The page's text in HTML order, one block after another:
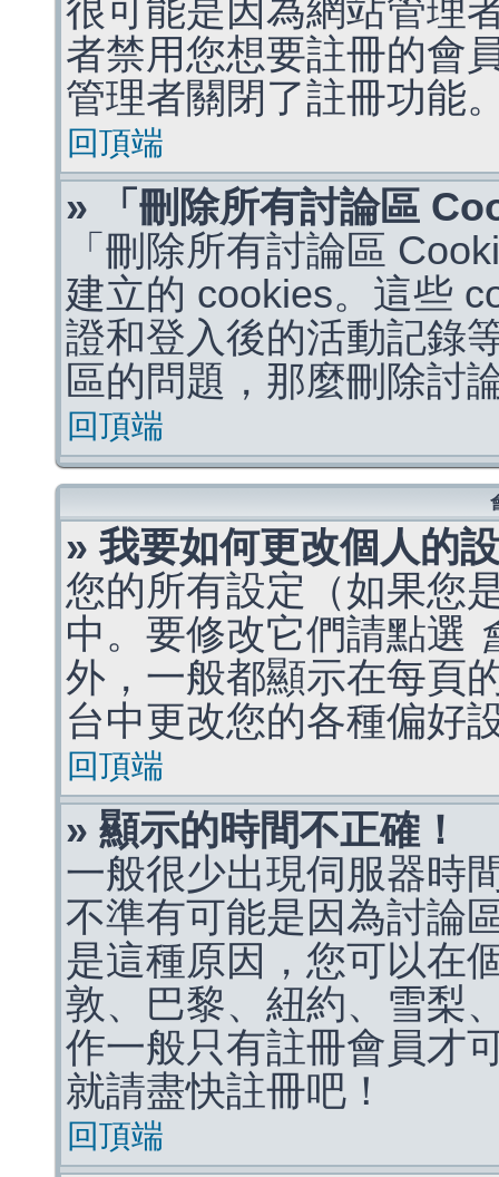
很可能是因為網站管理
者禁用您想要註冊的會
管理者關閉了註冊功能
回頂端
» 「刪除所有討論區
「刪除所有討論區
建立的 cookies。這些
證和登入後的活動記錄
區的問題，那麼刪除討
回頂端
» 我要如何更改個人的
您的所有設定（如果您
中。要修改它們請點選
外，一般都顯示在每頁
台中更改您的各種偏好
回頂端
» 顯示的時間不正確！
一般很少出現伺服器時
不準有可能是因為討論
是這種原因，您可以在
敦、巴黎、紐約、雪梨
作一般只有註冊會員才
就請盡快註冊吧！
回頂端